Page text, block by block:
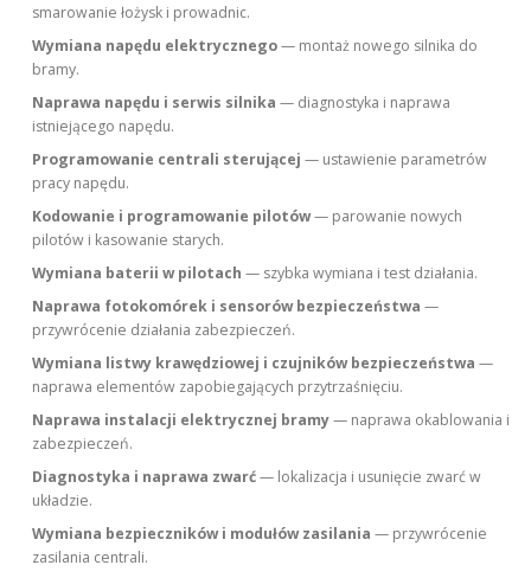
smarowanie łożysk i prowadnic.
Wymiana napędu elektrycznego— montaż nowego silnika do
bramy.
Naprawa napędu i serwis silnika — diagnostyka i naprawa
istniejącego napędu.
Programowanie centrali sterującej — ustawienie parametrów
pracy napędu.
Kodowanie i programowanie pilotów— parowanie nowych
pilotów i kasowanie starych.
Wymiana baterii w pilotach — szybka wymiana i test działania.
Naprawa fotokomórek i sensorów bezpieczeństwa —
przywrócenie działania zabezpieczeń.
Wymiana listwy krawędziowej i czujników bezpieczeństwa —
naprawa elementów zapobiegających przytrzaśnięciu.
Naprawa instalacji elektrycznej bramy— naprawa okablowania i
zabezpieczeń.
Diagnostyka i naprawa zwarć— lokalizacja i usunięcie zwarć w
układzie.
Wymiana bezpieczników i modułów zasilania — przywrócenie
zasilania centrali.